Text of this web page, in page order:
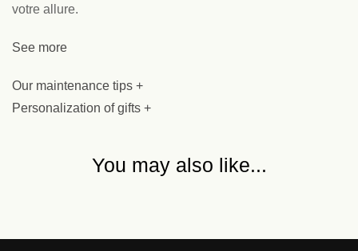
votre allure.
See more
Our maintenance tips +
Personalization of gifts +
You may also like...